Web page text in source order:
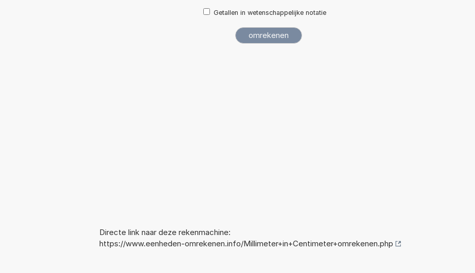
Getallen in wetenschappelijke notatie
Directe link naar deze rekenmachine:
https://www.eenheden-omrekenen.info/Millimeter+in+Centimeter+omrekenen.php